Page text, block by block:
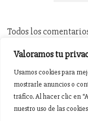
Valoramos tu
Usamos cookies para
mostrarle anuncios o
tráfico. Al hacer clic en
nuestro uso de las
Todos los
INICIO AGENDA
NOTICIAS DE GLORIA